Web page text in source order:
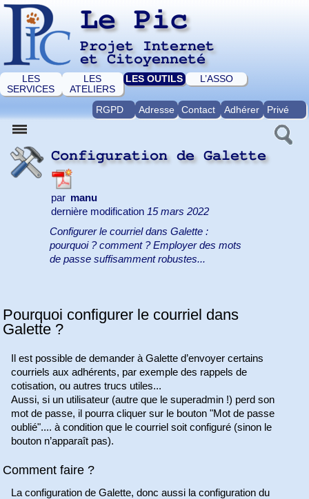
Le Pic
Projet Internet
et Citoyenneté
LES
SERVICES
LES
ATELIERS
LES OUTILS L’ASSO
RGPD Adresse Contact Adhérer Privé
Configuration de Galette
par manu
dernière modification 15 mars 2022
Configurer le courriel dans Galette :
pourquoi ? comment ? Employer des mots
de passe suffisamment robustes...
Pourquoi configurer le courriel dans
Galette ?
Il est possible de demander à Galette d’envoyer certains
courriels aux adhérents, par exemple des rappels de
cotisation, ou autres trucs utiles...
Aussi, si un utilisateur (autre que le superadmin !) perd son
mot de passe, il pourra cliquer sur le bouton "Mot de passe
oublié".... à condition que le courriel soit configuré (sinon le
bouton n’apparaît pas).
Comment faire ?
La configuration de Galette, donc aussi la configuration du